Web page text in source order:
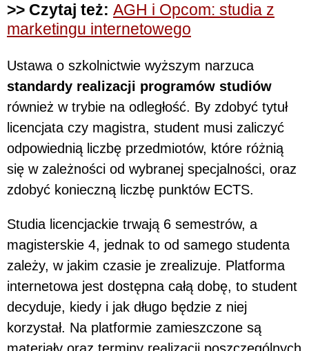
>> Czytaj też: AGH i Opcom: studia z
marketingu internetowego
Ustawa o szkolnictwie wyższym narzuca
standardy realizacji programów studiów
również w trybie na odległość. By zdobyć tytuł
licencjata czy magistra, student musi zaliczyć
odpowiednią liczbę przedmiotów, które różnią
się w zależności od wybranej specjalności, oraz
zdobyć konieczną liczbę punktów ECTS.
Studia licencjackie trwają 6 semestrów, a
magisterskie 4, jednak to od samego studenta
zależy, w jakim czasie je zrealizuje. Platforma
internetowa jest dostępna całą dobę, to student
decyduje, kiedy i jak długo będzie z niej
korzystał. Na platformie zamieszczone są
materiały oraz terminy realizacji poszczególnych